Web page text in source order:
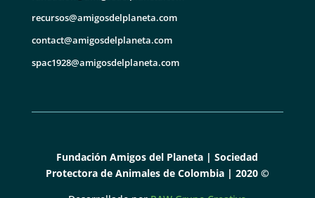
recursos@amigosdelplaneta.com
contact@amigosdelplaneta.com
spac1928@amigosdelplaneta.com
Fundación Amigos del Planeta | Sociedad
Protectora de Animales de Colombia | 2020 ©